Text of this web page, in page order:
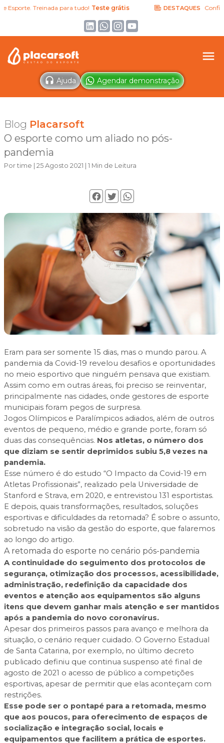
Treinada para tudo! Teste grátis DESTAQUES Confira as
Ajuda Agendar demonstração
Blog Placarsoft
O esporte como um aliado no pós-
pandemia
Por time | 25 Agosto 2021 | 1 Min de Leitura
Eram para ser somente 15 dias, mas o mundo parou. A
pandemia da Covid-19 revelou desafios e oportunidades
no meio esportivo que ninguém pensava que existiam.
Assim como em outras áreas, foi preciso se reinventar,
principalmente nas cidades, onde gestores de esporte
municipais foram pegos de surpresa.
Jogos Olímpicos e Paralímpicos adiados, além de outros
eventos de pequeno, médio e grande porte, foram só
duas das consequências. Nos atletas, o número dos
que diziam se sentir deprimidos subiu 5,8 vezes na
pandemia.
Esse número é do estudo “O Impacto da Covid-19 em
Atletas Profissionais”, realizado pela Universidade de
Stanford e Strava, em 2020, e entrevistou 131 esportistas.
E depois, quais transformações, resultados, soluções
esportivas e dificuldades da retomada? É sobre o assunto,
sobretudo na visão da gestão do esporte, que falaremos
ao longo do artigo.
A retomada do esporte no cenário pós-pandemia
A continuidade do seguimento dos protocolos de
segurança, otimização dos processos, acessibilidade,
administração, redefinição da capacidade dos
eventos e atenção aos equipamentos são alguns
itens que devem ganhar mais atenção e ser mantidos
após a pandemia do novo coronavírus.
Apesar dos primeiros passos para avanço e melhora da
situação, o cenário requer cuidado. O Governo Estadual
de Santa Catarina, por exemplo, no último decreto
publicado definiu que continua suspenso até final de
agosto de 2021 o acesso de público a competições
esportivas, apesar de permitir que elas aconteçam com
restrições.
Esse pode ser o pontapé para a retomada, mesmo
que aos poucos, para oferecimento de espaços de
socialização e integração social, locais e
equipamentos que facilitem a prática de esportes.